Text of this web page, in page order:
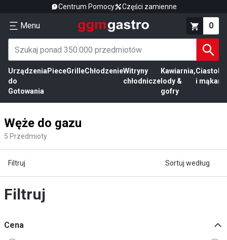
Centrum Pomocy Części zamienne
Menu 0
Urządzenia
do
Gotowania
PieceGrilleChłodzenieWitryny
chłodnicze
Kawiarnia,
lody &
gofry
Ciasto
i mąka
Węże do gazu
5 Przedmioty
Filtruj Sortuj według
Filtruj
Cena